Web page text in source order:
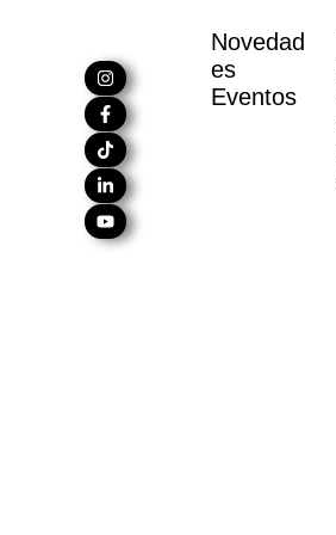
Novedad
es
Eventos